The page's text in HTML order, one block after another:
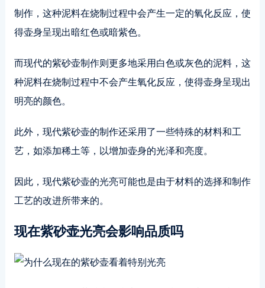
制作，这种泥料在烧制过程中会产生一定的氧化反应，使
得壶身呈现出暗红色或暗紫色。
而现代的紫砂壶制作则更多地采用白色或灰色的泥料，这
种泥料在烧制过程中不会产生氧化反应，使得壶身呈现出
明亮的颜色。
此外，现代紫砂壶的制作还采用了一些特殊的材料和工
艺，如添加稀土等，以增加壶身的光泽和亮度。
因此，现代紫砂壶的光亮可能也是由于材料的选择和制作
工艺的改进所带来的。
现在紫砂壶光亮会影响品质吗